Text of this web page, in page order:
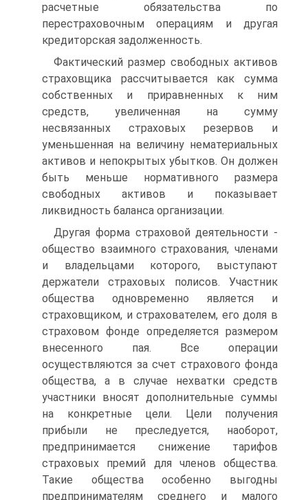
расчетные обязательства по
перестраховочным операциям и другая
кредиторская задолженность.
Фактический размер свободных активов
страховщика рассчитывается как сумма
собственных и приравненных к ним
средств, увеличенная на сумму
несвязанных страховых резервов и
уменьшенная на величину нематериальных
активов и непокрытых убытков. Он должен
быть меньше нормативного размера
свободных активов и показывает
ликвидность баланса организации.
Другая форма страховой деятельности -
общество взаимного страхования, членами
и владельцами которого, выступают
держатели страховых полисов. Участник
общества одновременно является и
страховщиком, и страхователем, его доля в
страховом фонде определяется размером
внесенного пая. Все операции
осуществляются за счет страхового фонда
общества, а в случае нехватки средств
участники вносят дополнительные суммы
на конкретные цели. Цели получения
прибыли не преследуется, наоборот,
предпринимается снижение тарифов
страховых премий для членов общества.
Такие общества особенно выгодны
предпринимателям среднего и малого